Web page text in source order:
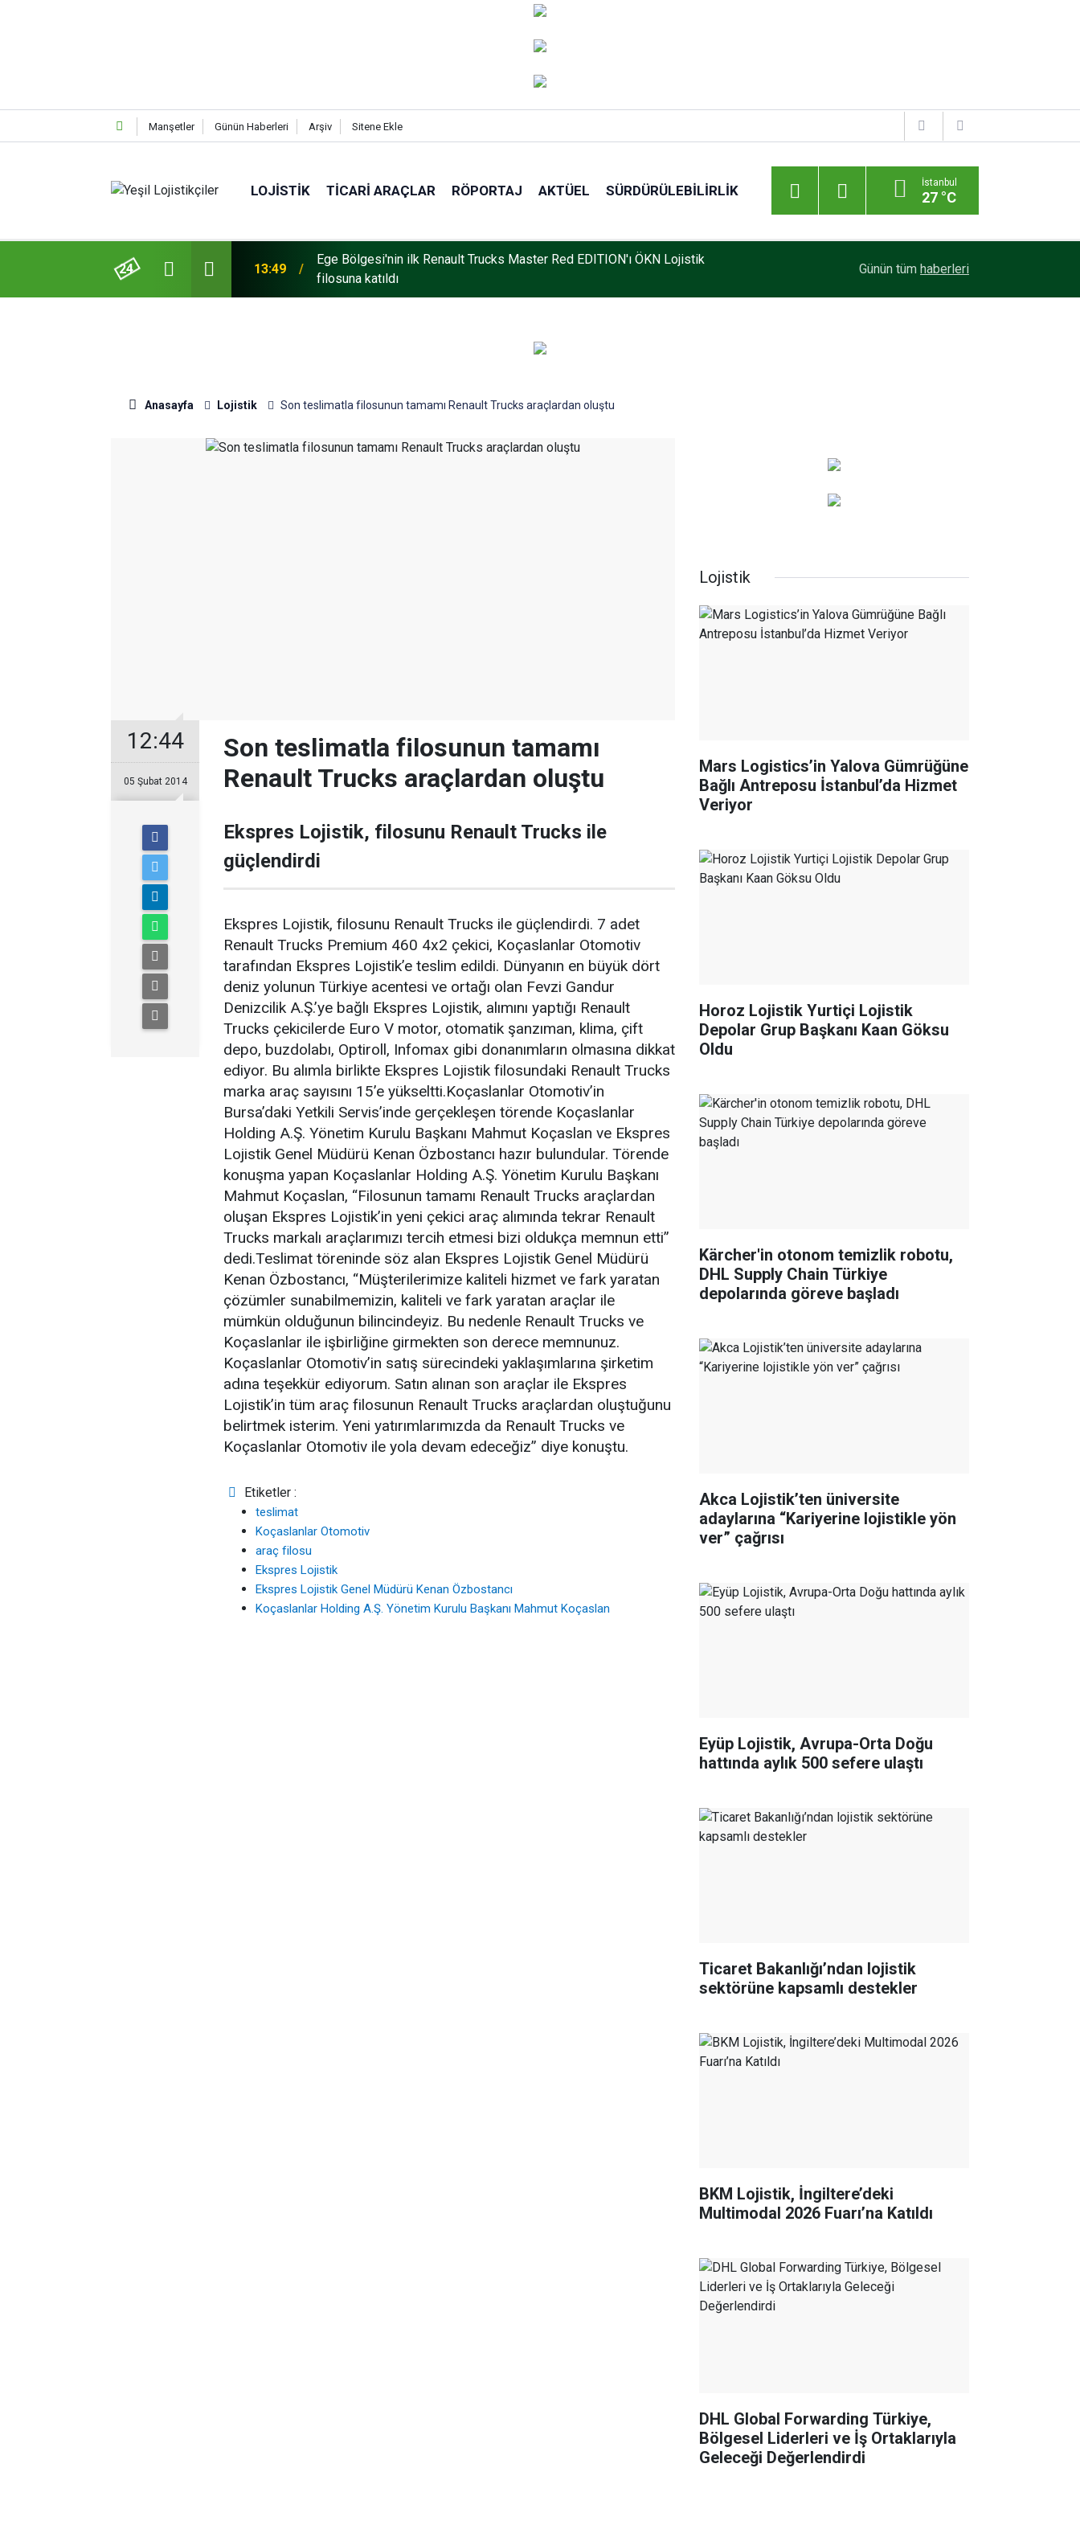
Manşetler Günün Haberleri Arşiv Sitene Ekle
LOJISTIK TICARI ARAÇLAR RÖPORTAJ AKTÜEL SÜRDÜRÜLEBILIRLIK İstanbul
27 °C
24
ve Tourismo Kattı 13:49
Ege Bölgesi'nin ilk Renault Trucks Master Red EDITION'ı ÖKN Lojistik
filosuna katıldı
Günün tüm haberleri
Anasayfa Lojistik Son teslimatla filosunun tamamı Renault Trucks araçlardan oluştu
12:44
05 Şubat 2014
Son teslimatla filosunun tamamı
Renault Trucks araçlardan oluştu
Ekspres Lojistik, filosunu Renault Trucks ile
güçlendirdi
Ekspres Lojistik, filosunu Renault Trucks ile güçlendirdi. 7 adet
Renault Trucks Premium 460 4x2 çekici, Koçaslanlar Otomotiv
tarafından Ekspres Lojistik’e teslim edildi. Dünyanın en büyük dört
deniz yolunun Türkiye acentesi ve ortağı olan Fevzi Gandur
Denizcilik A.Ş.’ye bağlı Ekspres Lojistik, alımını yaptığı Renault
Trucks çekicilerde Euro V motor, otomatik şanzıman, klima, çift
depo, buzdolabı, Optiroll, Infomax gibi donanımların olmasına dikkat
ediyor. Bu alımla birlikte Ekspres Lojistik filosundaki Renault Trucks
marka araç sayısını 15’e yükseltti.Koçaslanlar Otomotiv’in
Bursa’daki Yetkili Servis’inde gerçekleşen törende Koçaslanlar
Holding A.Ş. Yönetim Kurulu Başkanı Mahmut Koçaslan ve Ekspres
Lojistik Genel Müdürü Kenan Özbostancı hazır bulundular. Törende
konuşma yapan Koçaslanlar Holding A.Ş. Yönetim Kurulu Başkanı
Mahmut Koçaslan, “Filosunun tamamı Renault Trucks araçlardan
oluşan Ekspres Lojistik’in yeni çekici araç alımında tekrar Renault
Trucks markalı araçlarımızı tercih etmesi bizi oldukça memnun etti”
dedi.Teslimat töreninde söz alan Ekspres Lojistik Genel Müdürü
Kenan Özbostancı, “Müşterilerimize kaliteli hizmet ve fark yaratan
çözümler sunabilmemizin, kaliteli ve fark yaratan araçlar ile
mümkün olduğunun bilincindeyiz. Bu nedenle Renault Trucks ve
Koçaslanlar ile işbirliğine girmekten son derece memnunuz.
Koçaslanlar Otomotiv’in satış sürecindeki yaklaşımlarına şirketim
adına teşekkür ediyorum. Satın alınan son araçlar ile Ekspres
Lojistik’in tüm araç filosunun Renault Trucks araçlardan oluştuğunu
belirtmek isterim. Yeni yatırımlarımızda da Renault Trucks ve
Koçaslanlar Otomotiv ile yola devam edeceğiz” diye konuştu.
Etiketler :
teslimat
Koçaslanlar Otomotiv
araç filosu
Ekspres Lojistik
Ekspres Lojistik Genel Müdürü Kenan Özbostancı
Koçaslanlar Holding A.Ş. Yönetim Kurulu Başkanı Mahmut Koçaslan
Lojistik
Mars Logistics’in Yalova Gümrüğüne
Bağlı Antreposu İstanbul’da Hizmet
Veriyor
Horoz Lojistik Yurtiçi Lojistik
Depolar Grup Başkanı Kaan Göksu
Oldu
Kärcher'in otonom temizlik robotu,
DHL Supply Chain Türkiye
depolarında göreve başladı
Akca Lojistik’ten üniversite
adaylarına “Kariyerine lojistikle yön
ver” çağrısı
Eyüp Lojistik, Avrupa-Orta Doğu
hattında aylık 500 sefere ulaştı
Ticaret Bakanlığı’ndan lojistik
sektörüne kapsamlı destekler
BKM Lojistik, İngiltere’deki
Multimodal 2026 Fuarı’na Katıldı
DHL Global Forwarding Türkiye,
Bölgesel Liderleri ve İş Ortaklarıyla
Geleceği Değerlendirdi